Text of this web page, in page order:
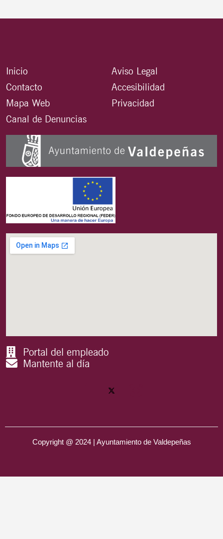
Inicio
Contacto
Mapa Web
Canal de Denuncias
Aviso Legal
Accesibilidad
Privacidad
Portal del empleado
Mantente al día
Copyright @ 2024 | Ayuntamiento de Valdepeñas